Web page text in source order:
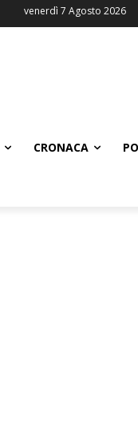
venerdì 7 Agosto 2026
CRONACA